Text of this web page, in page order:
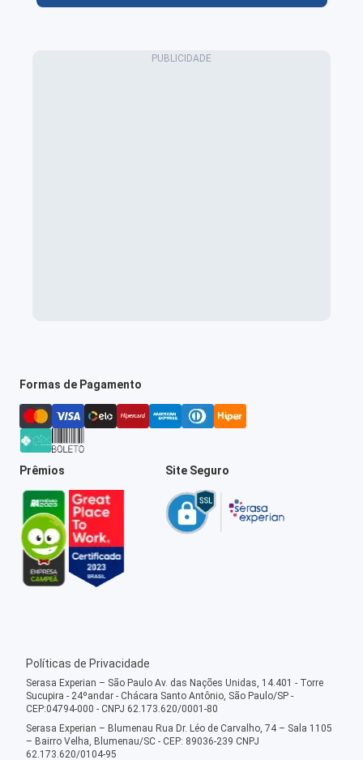
Formas de Pagamento
Prêmios Site Seguro
Políticas de Privacidade
Serasa Experian – São Paulo Av. das Nações Unidas, 14.401 - Torre
Sucupira - 24ºandar - Chácara Santo Antônio, São Paulo/SP -
CEP:04794-000 - CNPJ 62.173.620/0001-80
Serasa Experian – Blumenau Rua Dr. Léo de Carvalho, 74 – Sala 1105
– Bairro Velha, Blumenau/SC - CEP: 89036-239 CNPJ
62.173.620/0104-95